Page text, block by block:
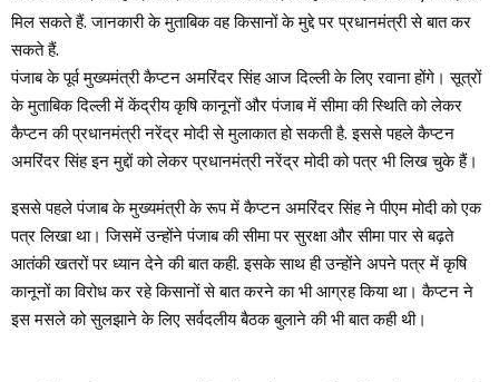
मिल सकते हैं. जानकारी के मुताबिक वह किसानों के मुद्दे पर प्रधानमंत्री से बात कर
सकते हैं.
पंजाब के पूर्व मुख्यमंत्री कैप्टन अमरिंदर सिंह आज दिल्ली के लिए रवाना होंगे। सूत्रों
के मुताबिक दिल्ली में केंद्रीय कृषि कानूनों और पंजाब में सीमा की स्थिति को लेकर
कैप्टन की प्रधानमंत्री नरेंद्र मोदी से मुलाकात हो सकती है. इससे पहले कैप्टन
अमरिंदर सिंह इन मुद्दों को लेकर प्रधानमंत्री नरेंद्र मोदी को पत्र भी लिख चुके हैं।
इससे पहले पंजाब के मुख्यमंत्री के रूप में कैप्टन अमरिंदर सिंह ने पीएम मोदी को एक
पत्र लिखा था। जिसमें उन्होंने पंजाब की सीमा पर सुरक्षा और सीमा पार से बढ़ते
आतंकी खतरों पर ध्यान देने की बात कही. इसके साथ ही उन्होंने अपने पत्र में कृषि
कानूनों का विरोध कर रहे किसानों से बात करने का भी आग्रह किया था। कैप्टन ने
इस मसले को सुलझाने के लिए सर्वदलीय बैठक बुलाने की भी बात कही थी।